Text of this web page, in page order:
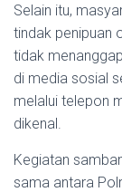
Selain itu,
tindak penipuan
tidak
di media sosial
melalui telepon
dikenal.
Kegiatan
sama antara